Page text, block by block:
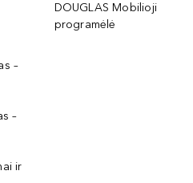
–
–
ir
DOUGLAS Mobilioji
programėlė